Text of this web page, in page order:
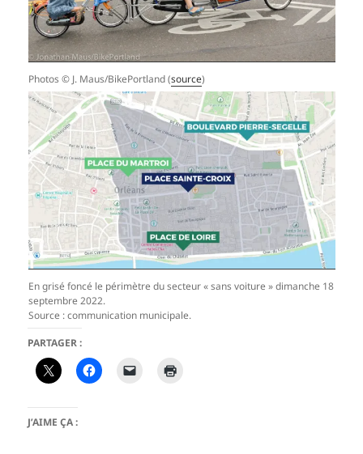
Photos © J. Maus/BikePortland (source)
En grisé foncé le périmètre du secteur « sans voiture » dimanche 18
septembre 2022.
Source : communication municipale.
PARTAGER :
J’AIME ÇA :